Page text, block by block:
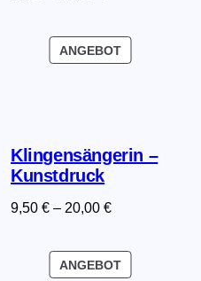
war:
25,00 €
ist:
20,00 €.
ANGEBOTPRODUKT
Klingensängerin –
Kunstdruck
9,50€ – 20,00€
ANGEBOTPRODUKT